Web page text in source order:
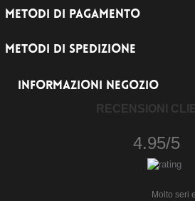
METODI DI PAGAMENTO
METODI DI SPEDIZIONE
INFORMAZIONI NEGOZIO
RECENSIONI
4.95/5
Molto seri e